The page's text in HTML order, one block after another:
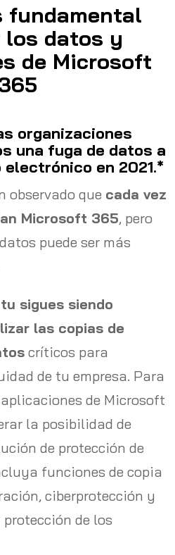
fundamental
los datos y
de Microsoft
organizaciones
una fuga de datos a
en 2021.*
observado que cada vez
Microsoft 365, pero
puede ser más
sigues siendo
las copias de
críticos para
de tu empresa. Para
de Microsoft
la posibilidad de
de protección de
funciones de copia
ciberprotección y
de los